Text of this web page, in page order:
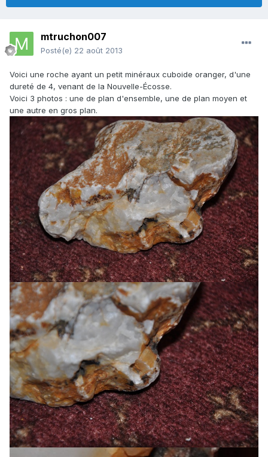
mtruchon007
Posté(e) 22 août 2013
Voici une roche ayant un petit minéraux cuboide oranger, d'une
dureté de 4, venant de la Nouvelle-Écosse.
Voici 3 photos : une de plan d'ensemble, une de plan moyen et
une autre en gros plan.